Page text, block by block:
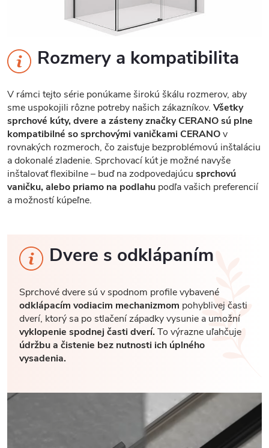
Rozmery a kompatibilita
V rámci tejto série ponúkame širokú škálu rozmerov, aby
sme uspokojili rôzne potreby našich zákazníkov. Všetky
sprchové kúty, dvere a zásteny značky CERANO sú plne
kompatibilné so sprchovými vaničkami CERANOv
rovnakých rozmeroch, čo zaisťuje bezproblémovú inštaláciu
a dokonalé zladenie. Sprchovací kút je možné navyše
inštalovať flexibilne – buď na zodpovedajúcu sprchovú
vaničku, alebo priamo na podlahu podľa vašich preferencií
a možností kúpeľne.
Dvere s odklápaním
Sprchové dvere sú v spodnom profile vybavené
odklápacím vodiacim mechanizmom pohyblivej časti
dverí, ktorý sa po stlačení západky vysunie a umožní
vyklopenie spodnej časti dverí.To výrazne uľahčuje
údržbu a čistenie bez nutnosti ich úplného
vysadenia.